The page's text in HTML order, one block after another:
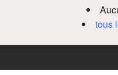
tous